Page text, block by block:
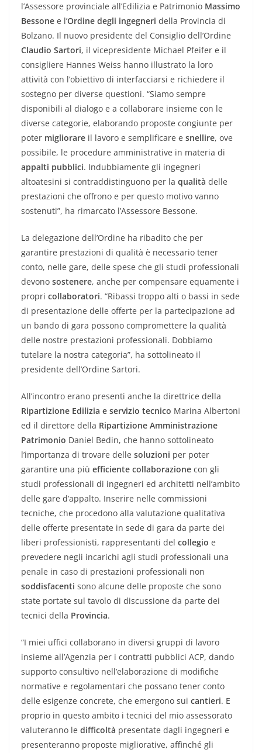
l’Assessore provinciale all’Edilizia e Patrimonio Massimo
Bessone e l’Ordine degli ingegneri della Provincia di
Bolzano. Il nuovo presidente del Consiglio dell’Ordine
Claudio Sartori, il vicepresidente Michael Pfeifer e il
consigliere Hannes Weiss hanno illustrato la loro
attività con l’obiettivo di interfacciarsi e richiedere il
sostegno per diverse questioni. “Siamo sempre
disponibili al dialogo e a collaborare insieme con le
diverse categorie, elaborando proposte congiunte per
poter migliorare il lavoro e semplificare e snellire, ove
possibile, le procedure amministrative in materia di
appalti pubblici. Indubbiamente gli ingegneri
altoatesini si contraddistinguono per la qualità delle
prestazioni che offrono e per questo motivo vanno
sostenuti”, ha rimarcato l’Assessore Bessone.
La delegazione dell’Ordine ha ribadito che per
garantire prestazioni di qualità è necessario tener
conto, nelle gare, delle spese che gli studi professionali
devono sostenere, anche per compensare equamente i
propri collaboratori. “Ribassi troppo alti o bassi in sede
di presentazione delle offerte per la partecipazione ad
un bando di gara possono compromettere la qualità
delle nostre prestazioni professionali. Dobbiamo
tutelare la nostra categoria”, ha sottolineato il
presidente dell’Ordine Sartori.
All’incontro erano presenti anche la direttrice della
Ripartizione Edilizia e servizio tecnico Marina Albertoni
ed il direttore della Ripartizione Amministrazione
Patrimonio Daniel Bedin, che hanno sottolineato
l’importanza di trovare delle soluzioni per poter
garantire una più efficiente collaborazione con gli
studi professionali di ingegneri ed architetti nell’ambito
delle gare d’appalto. Inserire nelle commissioni
tecniche, che procedono alla valutazione qualitativa
delle offerte presentate in sede di gara da parte dei
liberi professionisti, rappresentanti del collegio e
prevedere negli incarichi agli studi professionali una
penale in caso di prestazioni professionali non
soddisfacenti sono alcune delle proposte che sono
state portate sul tavolo di discussione da parte dei
tecnici della Provincia.
“I miei uffici collaborano in diversi gruppi di lavoro
insieme all’Agenzia per i contratti pubblici ACP, dando
supporto consultivo nell’elaborazione di modifiche
normative e regolamentari che possano tener conto
delle esigenze concrete, che emergono sui cantieri. E
proprio in questo ambito i tecnici del mio assessorato
valuteranno le difficoltà presentate dagli ingegneri e
presenteranno proposte migliorative, affinché gli